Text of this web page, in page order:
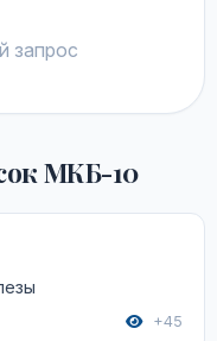
запрос
МКБ-10
+45